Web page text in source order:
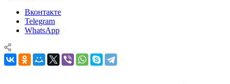
Вконтакте
Telegram
WhatsApp